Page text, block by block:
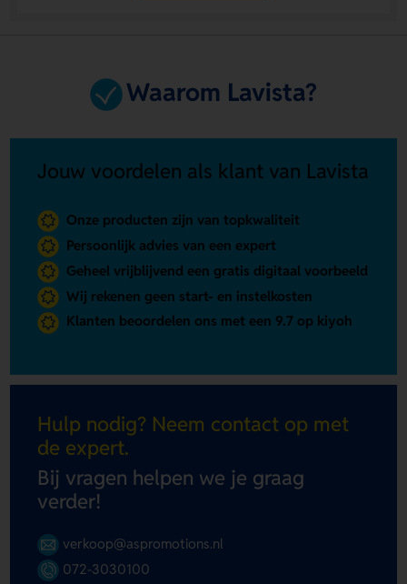
Waarom Lavista?
Jouw voordelen als klant van Lavista
Onze producten zijn van topkwaliteit
Persoonlijk advies van een expert
Geheel vrijblijvend een gratis digitaal voorbeeld
Wij rekenen geen start- en instelkosten
Klanten beoordelen ons met een 9.7 op kiyoh
Hulp nodig? Neem contact op met
de expert.
Bij vragen helpen we je graag
verder!
verkoop@aspromotions.nl
072-3030100